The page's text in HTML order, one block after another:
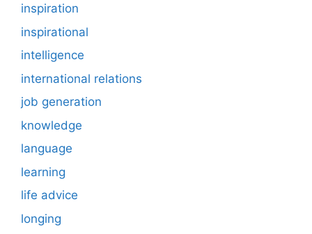
inspiration
inspirational
intelligence
international relations
job generation
knowledge
language
learning
life advice
longing